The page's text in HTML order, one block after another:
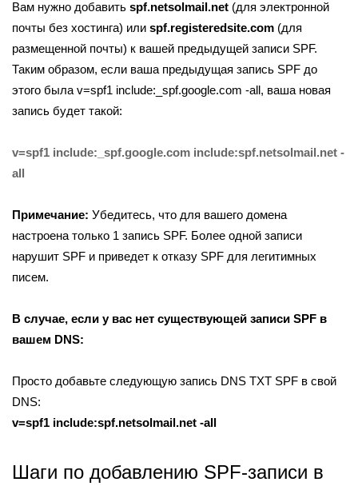
Вам нужно добавить spf.netsolmail.net (для электронной
почты без хостинга) или spf.registeredsite.com (для
размещенной почты) к вашей предыдущей записи SPF.
Таким образом, если ваша предыдущая запись SPF до
этого была v=spf1 include:_spf.google.com -all, ваша новая
запись будет такой:
v=spf1 include:_spf.google.com include:spf.netsolmail.net -
all
Примечание: Убедитесь, что для вашего домена
настроена только 1 запись SPF. Более одной записи
нарушит SPF и приведет к отказу SPF для легитимных
писем.
В случае, если у вас нет существующей записи SPF в
вашем DNS:
Просто добавьте следующую запись DNS TXT SPF в свой
DNS:
v=spf1 include:spf.netsolmail.net -all
Шаги по добавлению SPF-записи в